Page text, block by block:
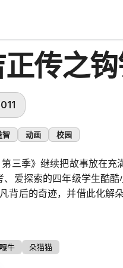
传之
智 动画 校园
第三季》继续把故事放在
、爱探索的四年级学生酷
背后的奇迹，并借此化解
牛 朵猫猫